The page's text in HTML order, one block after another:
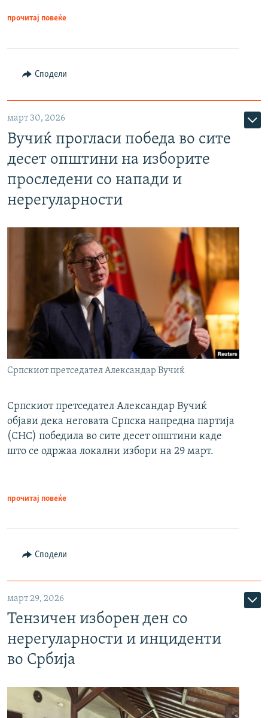
прочитај повеќе
Сподели
март 30, 2026
Вучиќ прогласи победа во сите
десет општини на изборите
проследени со напади и
нерегуларности
Српскиот претседател Александар Вучиќ
Српскиот претседател Александар Вучиќ
објави дека неговата Српска напредна партија
(СНС) победила во сите десет општини каде
што се одржаа локални избори на 29 март.
прочитај повеќе
Сподели
март 29, 2026
Тензичен изборен ден со
нерегуларности и инциденти
во Србија